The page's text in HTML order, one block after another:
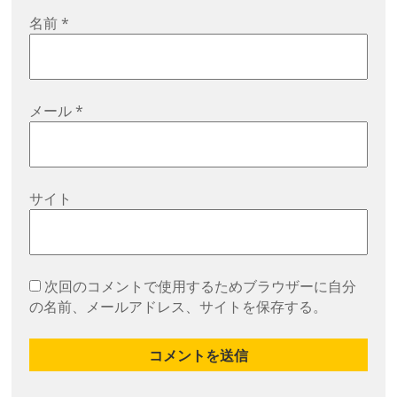
名前*
メール*
サイト
次回のコメントで使用するためブラウザーに自分
の名前、メールアドレス、サイトを保存する。